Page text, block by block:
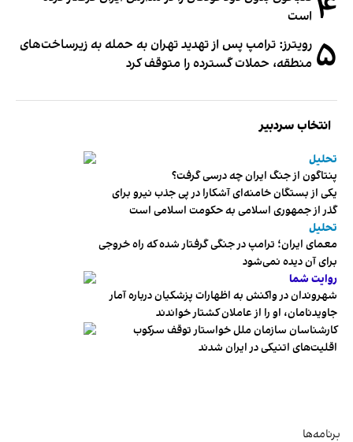
۴ است
۵ رویترز: ترامپ پس از تهدید تهران به حمله به زیرساخت‌های
منطقه، حملات گسترده را متوقف کرد
انتخاب سردبیر
تحلیل
پنتاگون از جنگ ایران چه درسی گرفت؟
یکی از بستگان خامنه‌ای آشکارا در پی جذب نیرو برای
گذر از جمهوری اسلامی به حکومت اسلامی است
تحلیل
معمای ایران؛ ترامپ در جنگی گرفتار شده که راه خروجی
برای آن دیده نمی‌شود
روایت شما
شهروندان در واکنش به اظهارات پزشکیان درباره آمار
جاویدنامان، او را از عاملان کشتار خواندند
کارشناسان سازمان ملل خواستار توقف سرکوب
اقلیت‌های اتنیکی در ایران شدند
برنامه‌ها